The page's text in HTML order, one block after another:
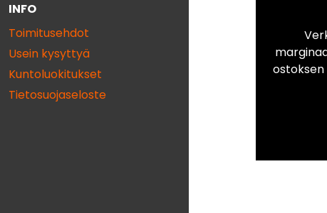
INFO
Toimitusehdot
Usein kysyttyä
Kuntoluokitukset
Tietosuojaseloste